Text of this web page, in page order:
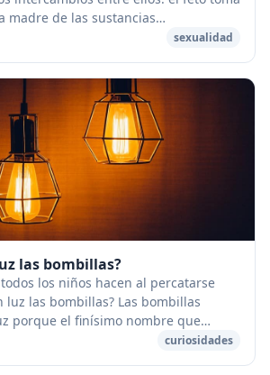
madre de las sustancias
su desarrollo, para s...
sexualidad
las bombillas?
los niños hacen al percatarse
luz las bombillas? Las bombillas
porque el finísimo nombre que
filamento, se calienta...curiosidades